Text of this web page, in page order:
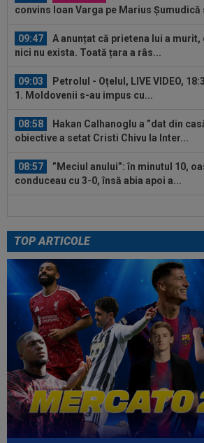
convins Ioan Varga pe Marius Șumudică
09:47
A anunțat că prietena lui a murit,
nici nu exista. Toată țara a râs...
09:03
Petrolul - Oțelul, LIVE VIDEO,
1. Moldovenii s-au impus cu...
08:58
Hakan Calhanoglu a ”dat din
obiective a setat Cristi Chivu la Inter...
08:57
”Meciul anului”: în minutul 10,
conduceau cu 3-0, însă abia apoi a...
După 1.085 de zile! Adrian
09:52 OFICIAL
A semnat: de la Cupa
2026, în SuperLiga României!
09:48
Giovanni Becali l-a propus pe
Serie A
09:47 EXCLUSIV
Florin Prunea a
convins Ioan Varga pe Marius Șumudică
09:47
A anunțat că prietena lui a murit,
nici nu exista. Toată țara a râs...
09:03
Petrolul - Oțelul, LIVE VIDEO,
1. Moldovenii s-au impus cu...
TOP ARTICOLE